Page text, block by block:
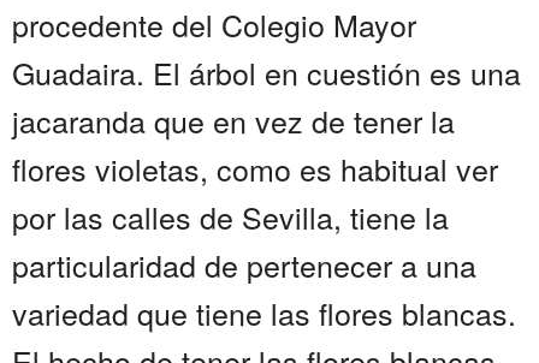
procedente del Colegio Mayor
Guadaira. El árbol en cuestión es una
jacaranda que en vez de tener la
flores violetas, como es habitual ver
por las calles de Sevilla, tiene la
particularidad de pertenecer a una
variedad que tiene las flores blancas.